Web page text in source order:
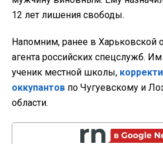
12 лет лишения свободы.
Напомним, ранее в Харьковской
агента российских спецслужб.
ученик местной школы,
оккупантов по Чугуевскому и
области.